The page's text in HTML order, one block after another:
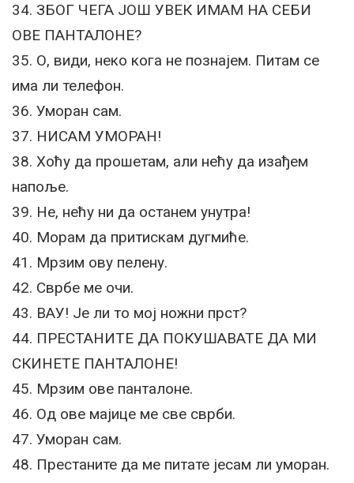
34. ЗБОГ ЧЕГА ЈОШ УВЕК ИМАМ НА СЕБИ
ОВЕ ПАНТАЛОНЕ?
35. О, види, неко кога не познајем. Питам се
има ли телефон.
36. Уморан сам.
37. НИСАМ УМОРАН!
38. Хоћу да прошетам, али нећу да изађем
напоље.
39. Не, нећу ни да останем унутра!
40. Морам да притискам дугмиће.
41. Мрзим ову пелену.
42. Сврбе ме очи.
43. ВАУ! Је ли то мој ножни прст?
44. ПРЕСТАНИТЕ ДА ПОКУШАВАТЕ ДА МИ
СКИНЕТЕ ПАНТАЛОНЕ!
45. Мрзим ове панталоне.
46. Од ове мајице ме све сврби.
47. Уморан сам.
48. Престаните да ме питате јесам ли уморан.